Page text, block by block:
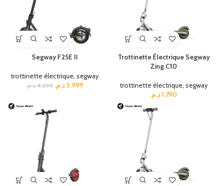
Segway F25E II
trottinette électrique, segway
4.299 د.م. 3.999 د.م.
Trottinette Électrique Segway
Zing C10
trottinette électrique, segway
1.790د.م.